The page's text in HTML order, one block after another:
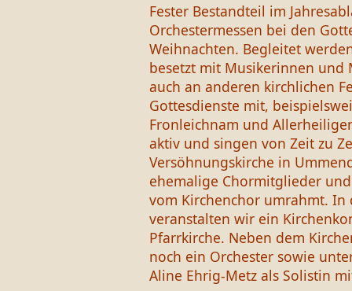
Fester Bestandteil im
Orchestermessen bei den
Weihnachten. Begleitet
besetzt mit Musikerinnen und
auch an anderen kirchlichen
Gottesdienste mit,
Fronleichnam und
aktiv und singen von Zeit zu
Versöhnungskirche in
ehemalige Chormitglieder
vom Kirchenchor umrahmt. In
veranstalten wir ein
Pfarrkirche. Neben dem
noch ein Orchester sowie
Aline Ehrig-Metz als Solistin